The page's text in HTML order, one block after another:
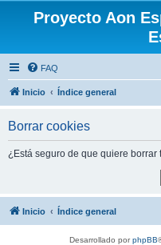
Proyecto Aon
FAQ
Inicio Índice general
Borrar cookies
¿Está seguro de que quiere
Inicio Índice general
Desarrollado porphpBB